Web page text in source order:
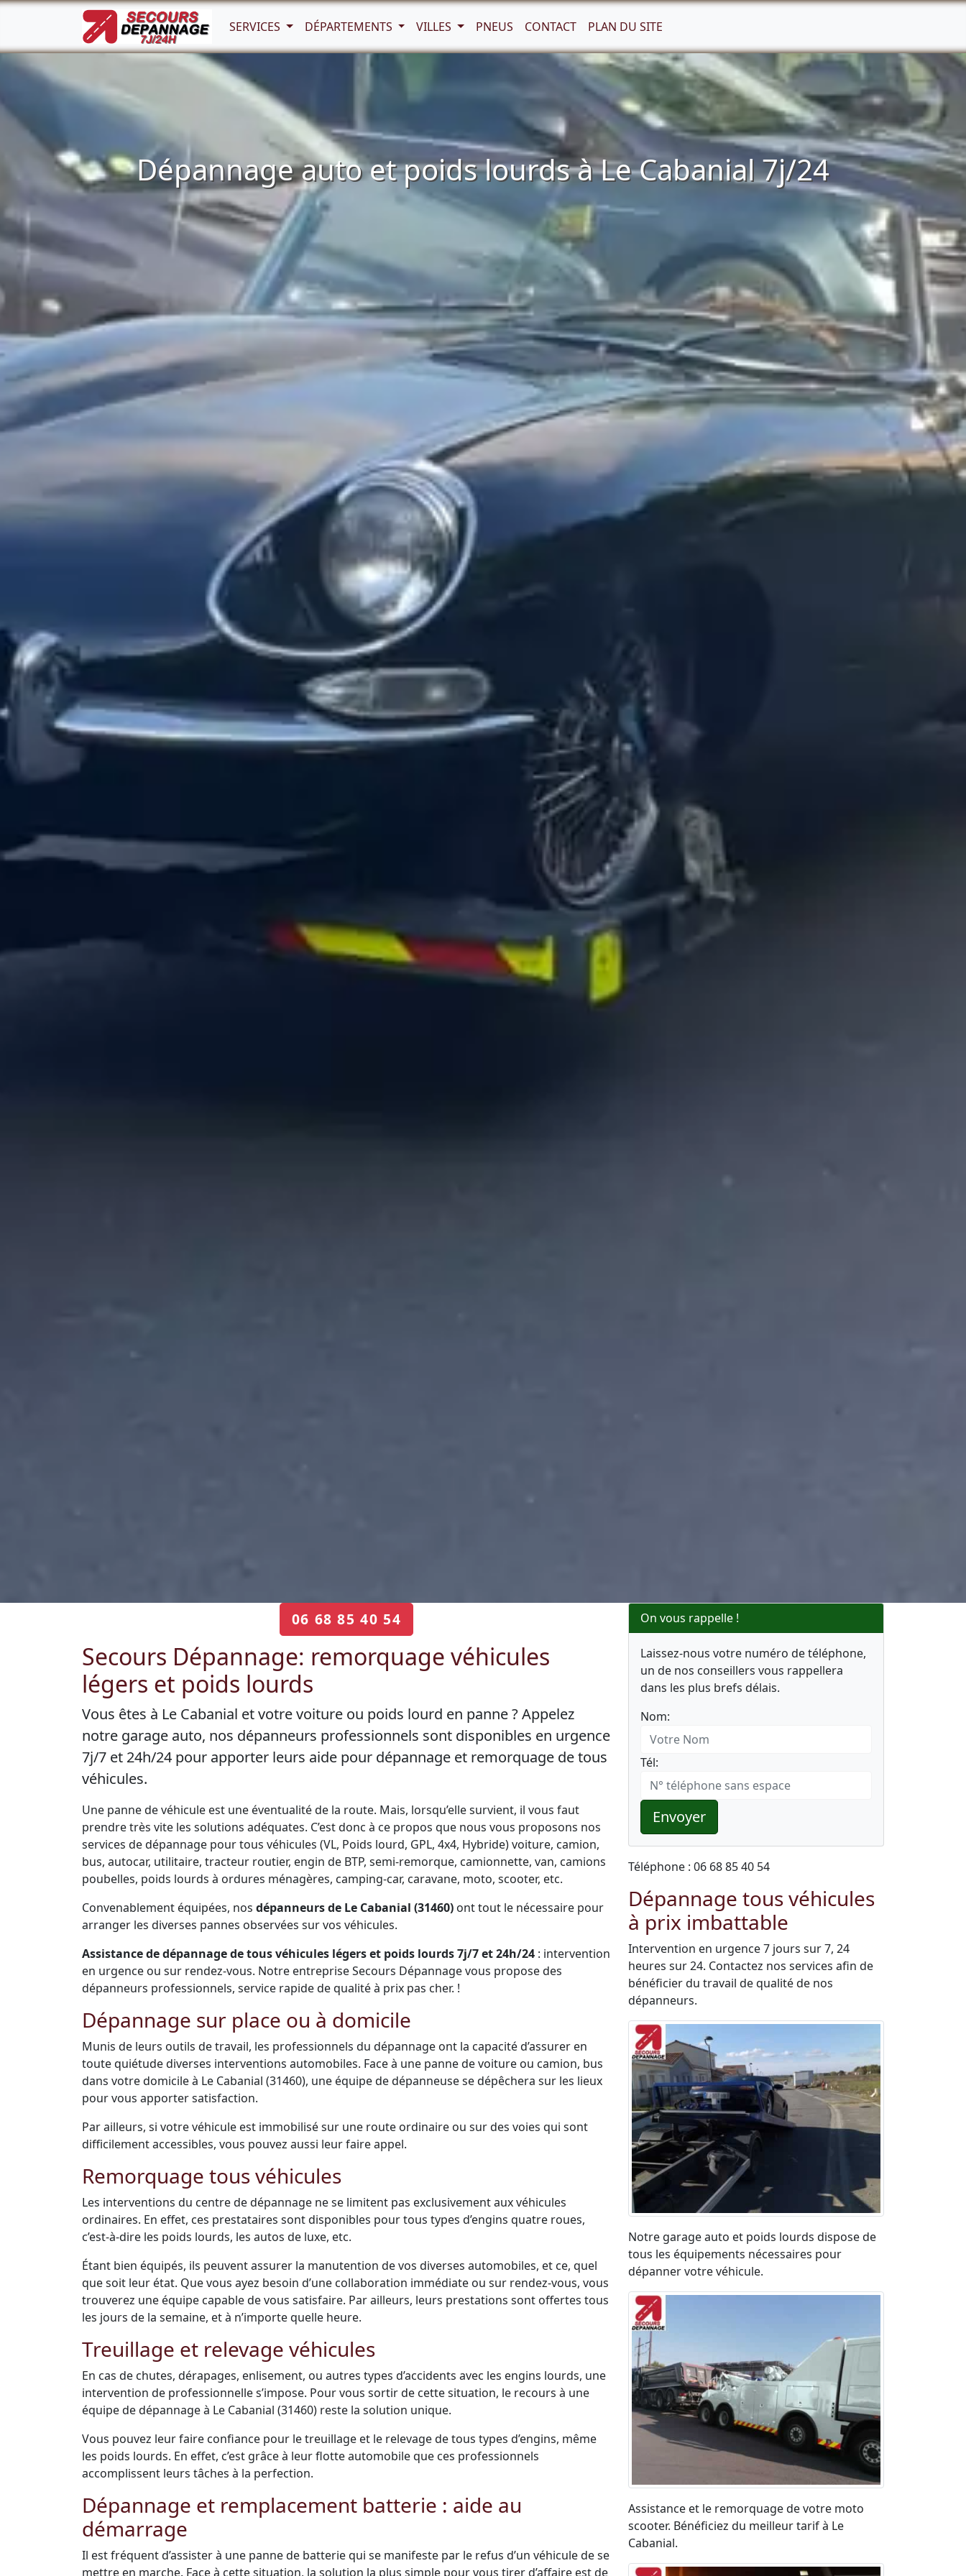
SERVICES DÉPARTEMENTS VILLES PNEUS CONTACT PLAN DU SITE
Dépannage auto et poids lourds à Le Cabanial 7j/24
06 68 85 40 54
Secours Dépannage: remorquage véhicules
légers et poids lourds
Vous êtes à Le Cabanial et votre voiture ou poids lourd en panne ? Appelez
notre garage auto, nos dépanneurs professionnels sont disponibles en urgence
7j/7 et 24h/24 pour apporter leurs aide pour dépannage et remorquage de tous
véhicules.
Une panne de véhicule est une éventualité de la route. Mais, lorsqu’elle survient, il vous faut
prendre très vite les solutions adéquates. C’est donc à ce propos que nous vous proposons nos
services de dépannage pour tous véhicules (VL, Poids lourd, GPL, 4x4, Hybride) voiture, camion,
bus, autocar, utilitaire, tracteur routier, engin de BTP, semi-remorque, camionnette, van, camions
poubelles, poids lourds à ordures ménagères, camping-car, caravane, moto, scooter, etc.
Convenablement équipées, nos dépanneurs de Le Cabanial (31460) ont tout le nécessaire pour
arranger les diverses pannes observées sur vos véhicules.
Assistance de dépannage de tous véhicules légers et poids lourds 7j/7 et 24h/24 : intervention
en urgence ou sur rendez-vous. Notre entreprise Secours Dépannage vous propose des
dépanneurs professionnels, service rapide de qualité à prix pas cher. !
Dépannage sur place ou à domicile
Munis de leurs outils de travail, les professionnels du dépannage ont la capacité d’assurer en
toute quiétude diverses interventions automobiles. Face à une panne de voiture ou camion, bus
dans votre domicile à Le Cabanial (31460), une équipe de dépanneuse se dépêchera sur les lieux
pour vous apporter satisfaction.
Par ailleurs, si votre véhicule est immobilisé sur une route ordinaire ou sur des voies qui sont
difficilement accessibles, vous pouvez aussi leur faire appel.
Remorquage tous véhicules
Les interventions du centre de dépannage ne se limitent pas exclusivement aux véhicules
ordinaires. En effet, ces prestataires sont disponibles pour tous types d’engins quatre roues,
c’est-à-dire les poids lourds, les autos de luxe, etc.
Étant bien équipés, ils peuvent assurer la manutention de vos diverses automobiles, et ce, quel
que soit leur état. Que vous ayez besoin d’une collaboration immédiate ou sur rendez-vous, vous
trouverez une équipe capable de vous satisfaire. Par ailleurs, leurs prestations sont offertes tous
les jours de la semaine, et à n’importe quelle heure.
Treuillage et relevage véhicules
En cas de chutes, dérapages, enlisement, ou autres types d’accidents avec les engins lourds, une
intervention de professionnelle s’impose. Pour vous sortir de cette situation, le recours à une
équipe de dépannage à Le Cabanial (31460) reste la solution unique.
Vous pouvez leur faire confiance pour le treuillage et le relevage de tous types d’engins, même
les poids lourds. En effet, c’est grâce à leur flotte automobile que ces professionnels
accomplissent leurs tâches à la perfection.
Dépannage et remplacement batterie : aide au
démarrage
Il est fréquent d’assister à une panne de batterie qui se manifeste par le refus d’un véhicule de se
mettre en marche. Face à cette situation, la solution la plus simple pour vous tirer d’affaire est de
On vous rappelle !
Laissez-nous votre numéro de téléphone,
un de nos conseillers vous rappellera
dans les plus brefs délais.
Nom:
Tél:
Envoyer
Téléphone : 06 68 85 40 54
Dépannage tous véhicules
à prix imbattable
Intervention en urgence 7 jours sur 7, 24
heures sur 24. Contactez nos services afin de
bénéficier du travail de qualité de nos
dépanneurs.
Notre garage auto et poids lourds dispose de
tous les équipements nécessaires pour
dépanner votre véhicule.
Assistance et le remorquage de votre moto
scooter. Bénéficiez du meilleur tarif à Le
Cabanial.